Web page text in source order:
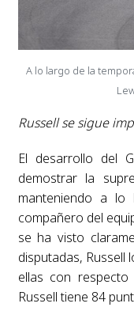
A lo largo de la
Russell se sigue
El desarrollo del
demostrar la
manteniendo a
compañero del
se ha visto
disputadas, Russell
ellas con
Russell tiene 84